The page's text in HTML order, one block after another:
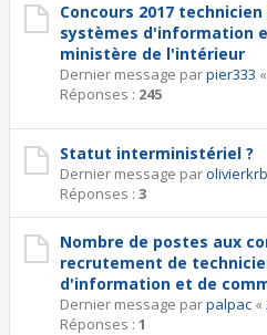
Concours 2017
systèmes d'information
ministère de l'intérieur
Dernier message parpier333 «
Réponses : 245
Statut interministériel ?
Dernier message parolivierkrb
Réponses : 3
Nombre de postes aux
recrutement de
d'information et de
Dernier message parpalpac «
Réponses : 1